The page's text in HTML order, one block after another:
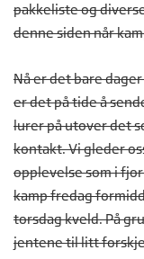
pakkeliste og
denne siden når
Nå er det bare
er det på tide å
lurer på utover det
kontakt. Vi gleder
opplevelse som i
kamp fredag
torsdag kveld. På
jentene til litt